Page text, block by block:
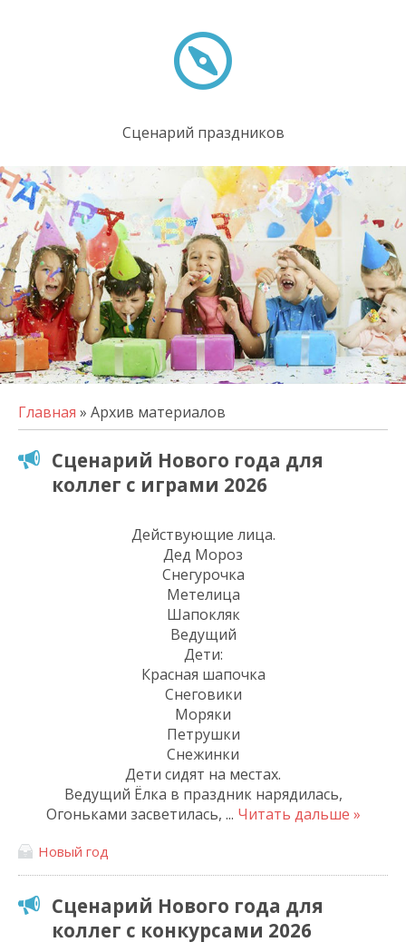
Сценарий праздников
Главная » Архив материалов
Сценарий Нового года для
коллег с играми 2026
Действующие лица.
Дед Мороз
Снегурочка
Метелица
Шапокляк
Ведущий
Дети:
Красная шапочка
Снеговики
Моряки
Петрушки
Снежинки
Дети сидят на местах.
Ведущий Ёлка в праздник нарядилась,
Огоньками засветилась, ... Читать дальше »
Новый год
Сценарий Нового года для
коллег с конкурсами 2026